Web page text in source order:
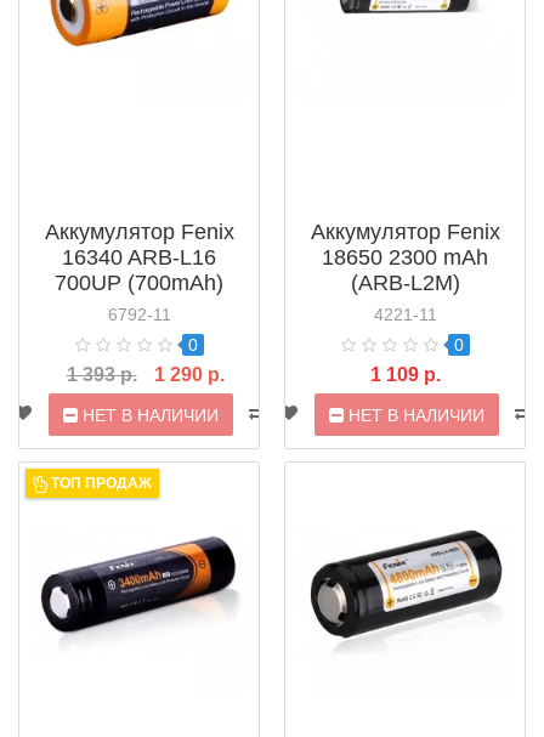
Аккумулятор Fenix
16340 ARB-L16
700UP (700mAh)
6792-11
0
1 393 р. 1 290 р.
НЕТ В НАЛИЧИИ
Аккумулятор Fenix
18650 2300 mAh
(ARB-L2M)
4221-11
0
1 109 р.
НЕТ В НАЛИЧИИ
ТОП ПРОДАЖ